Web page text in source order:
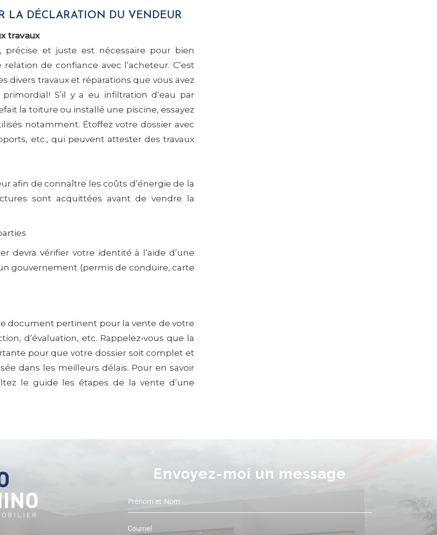
LA DÉCLARATION DU VENDEUR
travaux
et juste est nécessaire pour bien
de confiance avec l’acheteur. C’est
divers travaux et réparations que vous avez
S’il y a eu infiltration d’eau par
la toiture ou installé une piscine, essayez
notamment. Étoffez votre dossier avec
etc., qui peuvent attester des travaux
afin de connaître les coûts d’énergie de la
sont acquittées avant de vendre la
devra vérifier votre identité à l’aide d’une
gouvernement (permis de conduire, carte
document pertinent pour la vente de votre
d’évaluation, etc. Rappelez-vous que la
pour que votre dossier soit complet et
dans les meilleurs délais. Pour en savoir
le guide les étapes de la vente d’une
Envoyez-moi un message